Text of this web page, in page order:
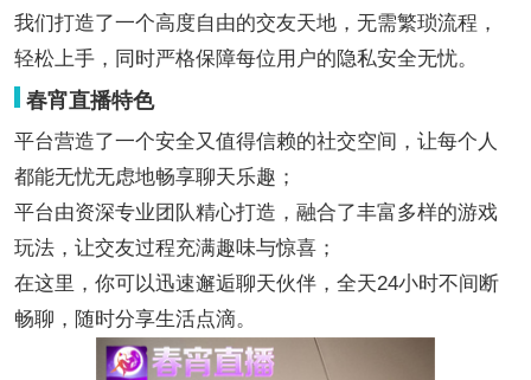
我们打造了一个高度自由的交友天地，无需繁琐流程，
轻松上手，同时严格保障每位用户的隐私安全无忧。
春宵直播特色
平台营造了一个安全又值得信赖的社交空间，让每个人
都能无忧无虑地畅享聊天乐趣；
平台由资深专业团队精心打造，融合了丰富多样的游戏
玩法，让交友过程充满趣味与惊喜；
在这里，你可以迅速邂逅聊天伙伴，全天24小时不间断
畅聊，随时分享生活点滴。